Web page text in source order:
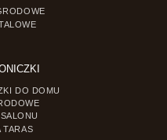
DO DOMU
TARAS